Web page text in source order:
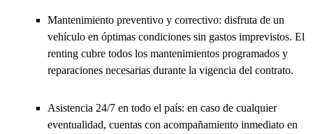
Mantenimiento preventivo y correctivo: disfruta de un
vehículo en óptimas condiciones sin gastos imprevistos. El
renting cubre todos los mantenimientos programados y
reparaciones necesarias durante la vigencia del contrato.
Asistencia 24/7 en todo el país: en caso de cualquier
eventualidad, cuentas con acompañamiento inmediato en